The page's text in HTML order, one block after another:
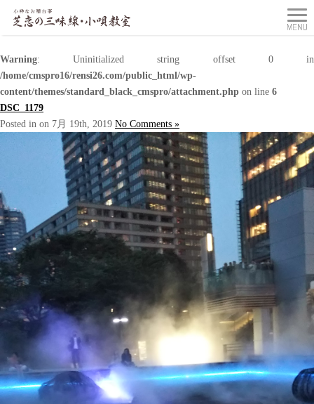
Warning: Uninitialized string offset 0 in
/home/cmspro16/rensi26.com/public_html/wp-
content/themes/standard_black_cmspro/attachment.php on line 6
DSC_1179
Posted in on 7月 19th, 2019 No Comments »